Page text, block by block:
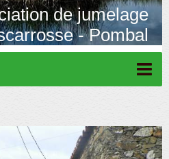
de jumelage
- Pombal